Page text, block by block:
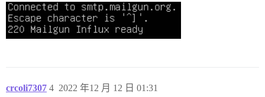
crcoli7307 2022 年12 月 12 日 01:31
4